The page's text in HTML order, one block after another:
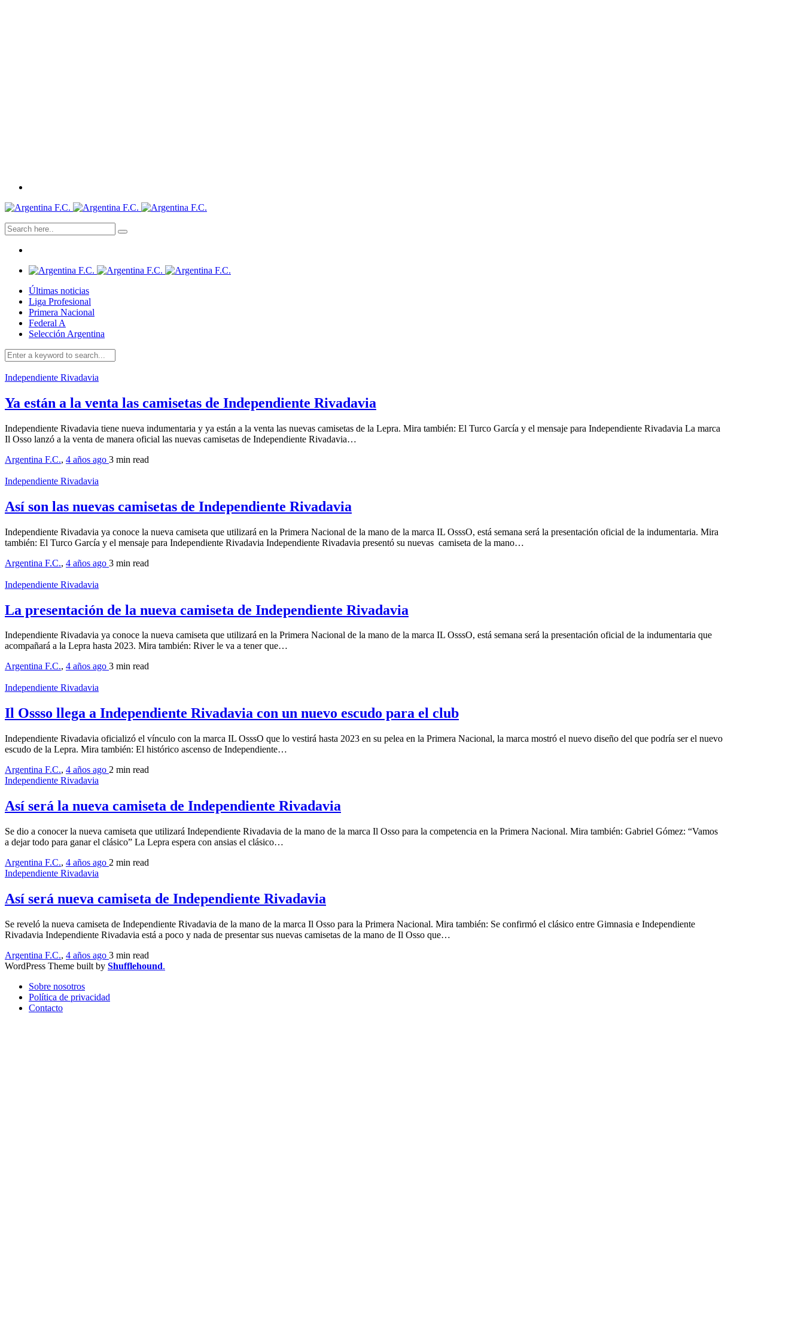
Últimas noticias
Liga Profesional
Primera Nacional
Federal A
Selección Argentina
Independiente Rivadavia
Ya están a la venta las camisetas de Independiente Rivadavia
Independiente Rivadavia tiene nueva indumentaria y ya están a la venta las nuevas camisetas de la Lepra. Mira también: El Turco García y el mensaje para Independiente Rivadavia La marca
Il Osso lanzó a la venta de manera oficial las nuevas camisetas de Independiente Rivadavia…
Argentina F.C., 4 años ago 3 min read
Independiente Rivadavia
Así son las nuevas camisetas de Independiente Rivadavia
Independiente Rivadavia ya conoce la nueva camiseta que utilizará en la Primera Nacional de la mano de la marca IL OsssO, está semana será la presentación oficial de la indumentaria. Mira
también: El Turco García y el mensaje para Independiente Rivadavia Independiente Rivadavia presentó su nuevas camiseta de la mano…
Argentina F.C., 4 años ago 3 min read
Independiente Rivadavia
La presentación de la nueva camiseta de Independiente Rivadavia
Independiente Rivadavia ya conoce la nueva camiseta que utilizará en la Primera Nacional de la mano de la marca IL OsssO, está semana será la presentación oficial de la indumentaria que
acompañará a la Lepra hasta 2023. Mira también: River le va a tener que…
Argentina F.C., 4 años ago 3 min read
Independiente Rivadavia
Il Ossso llega a Independiente Rivadavia con un nuevo escudo para el club
Independiente Rivadavia oficializó el vínculo con la marca IL OsssO que lo vestirá hasta 2023 en su pelea en la Primera Nacional, la marca mostró el nuevo diseño del que podría ser el nuevo
escudo de la Lepra. Mira también: El histórico ascenso de Independiente…
Argentina F.C., 4 años ago 2 min read
Independiente Rivadavia
Así será la nueva camiseta de Independiente Rivadavia
Se dio a conocer la nueva camiseta que utilizará Independiente Rivadavia de la mano de la marca Il Osso para la competencia en la Primera Nacional. Mira también: Gabriel Gómez: “Vamos
a dejar todo para ganar el clásico” La Lepra espera con ansias el clásico…
Argentina F.C., 4 años ago 2 min read
Independiente Rivadavia
Así será nueva camiseta de Independiente Rivadavia
Se reveló la nueva camiseta de Independiente Rivadavia de la mano de la marca Il Osso para la Primera Nacional. Mira también: Se confirmó el clásico entre Gimnasia e Independiente
Rivadavia Independiente Rivadavia está a poco y nada de presentar sus nuevas camisetas de la mano de Il Osso que…
Argentina F.C., 4 años ago 3 min read
WordPress Theme built by Shufflehound.
Sobre nosotros
Política de privacidad
Contacto